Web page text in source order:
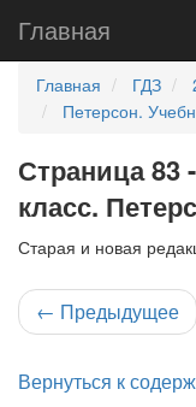
Главная
Главная ГДЗ
Петерсон.
Страница 83
класс.
Старая и новая
← Предыдущее
Вернуться к